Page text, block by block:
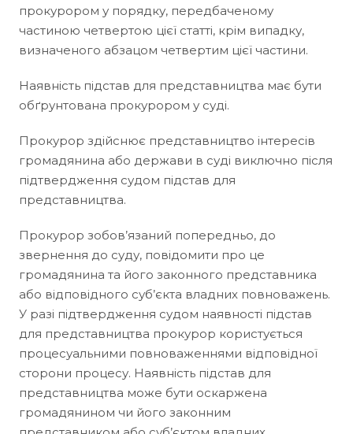
прокурором у порядку, передбаченому
частиною четвертою цієї статті, крім випадку,
визначеного абзацом четвертим цієї частини.
Наявність підстав для представництва має бути
обґрунтована прокурором у суді.
Прокурор здійснює представництво інтересів
громадянина або держави в суді виключно після
підтвердження судом підстав для
представництва.
Прокурор зобов’язаний попередньо, до
звернення до суду, повідомити про це
громадянина та його законного представника
або відповідного суб’єкта владних повноважень.
У разі підтвердження судом наявності підстав
для представництва прокурор користується
процесуальними повноваженнями відповідної
сторони процесу. Наявність підстав для
представництва може бути оскаржена
громадянином чи його законним